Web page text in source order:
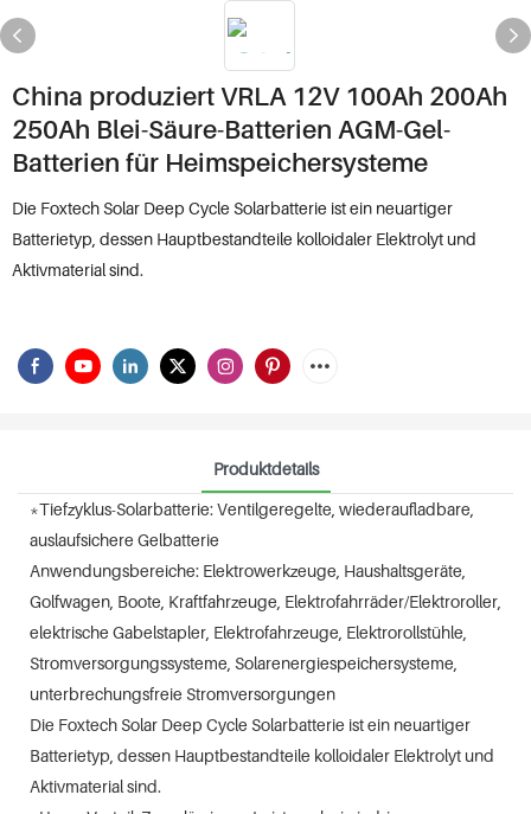
China produziert VRLA 12V 100Ah 200Ah
250Ah Blei-Säure-Batterien AGM-Gel-
Batterien für Heimspeichersysteme
Die Foxtech Solar Deep Cycle Solarbatterie ist ein neuartiger
Batterietyp, dessen Hauptbestandteile kolloidaler Elektrolyt und
Aktivmaterial sind.
Produktdetails
*Tiefzyklus-Solarbatterie: Ventilgeregelte, wiederaufladbare,
auslaufsichere Gelbatterie
Anwendungsbereiche: Elektrowerkzeuge, Haushaltsgeräte,
Golfwagen, Boote, Kraftfahrzeuge, Elektrofahrräder/Elektroroller,
elektrische Gabelstapler, Elektrofahrzeuge, Elektrorollstühle,
Stromversorgungssysteme, Solarenergiespeichersysteme,
unterbrechungsfreie Stromversorgungen
Die Foxtech Solar Deep Cycle Solarbatterie ist ein neuartiger
Batterietyp, dessen Hauptbestandteile kolloidaler Elektrolyt und
Aktivmaterial sind.